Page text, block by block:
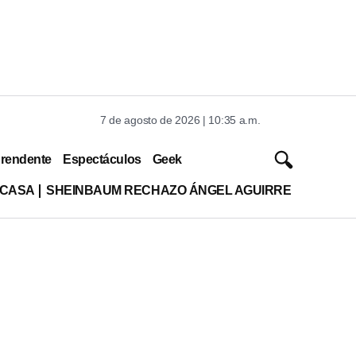
7 de agosto de 2026 | 10:35 a.m.
Espectáculos Geek
SHEINBAUM RECHAZO ÁNGEL AGUIRRE